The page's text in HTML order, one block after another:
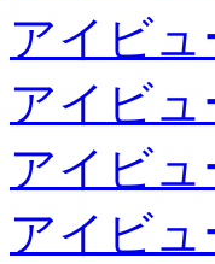
アイビ
アイビ
アイビ
アイビ